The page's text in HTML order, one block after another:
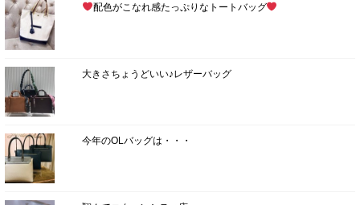
配色がこなれ感たっぷりなトートバッグ
大きさちょうどいい♪レザーバッグ
今年のOLバッグは・・・